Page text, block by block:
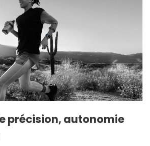
précision, autonomie